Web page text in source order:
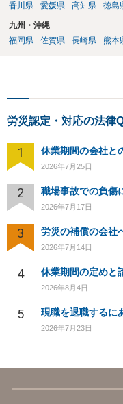
香川県
愛媛県 高知県 徳島
九州・沖縄
福岡県
佐賀県 長崎県 熊本
労災認定・対応の法律
1 休業期間の会社と
2026年7月25日
2 職場事故での負傷
2026年7月17日
3 労災の補償の会社
2026年7月14日
4 休業期間の定めと
2026年8月4日
5
2026年7月23日